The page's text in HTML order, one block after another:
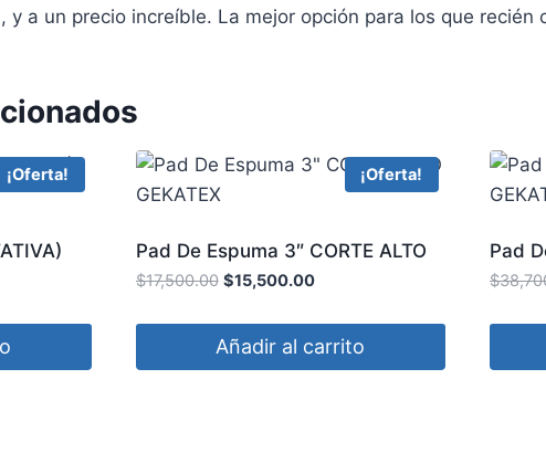
a un precio increíble. La mejor opción para los que recién
¡Oferta! ¡Oferta!
Pad De Espuma 3″ CORTE ALTO
GEKATEX
$17,500.00 $15,500.00
Añadir al carrito
Pad
$